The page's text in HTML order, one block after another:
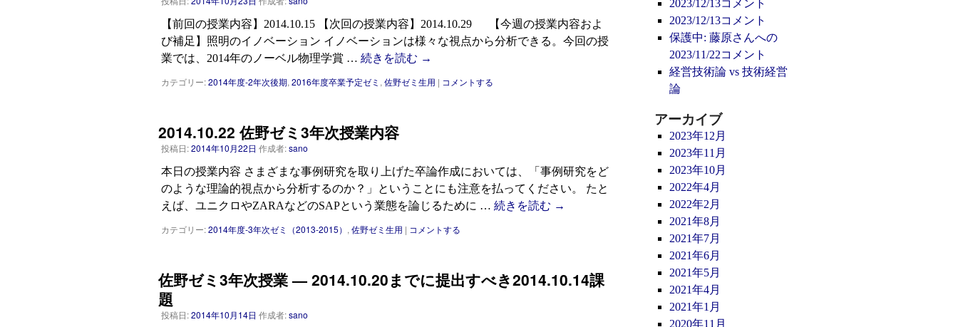
【前回の授業内容】2014.10.15 【次回の授業内容】2014.10.29 【今週の授業内容およ
び補足】照明のイノベーション イノベーションは様々な視点から分析できる。今回の授
業では、2014年のノーベル物理学賞 … 続きを読む →
カテゴリー:2014年度-2年次後期, 2016年度卒業予定ゼミ , 佐野ゼミ生用 | コメントする
2014.10.22 佐野ゼミ3年次授業内容
投稿日:2014年10月22日 作成者:sano
本日の授業内容 さまざまな事例研究を取り上げた卒論作成においては、「事例研究をど
のような理論的視点から分析するのか？」ということにも注意を払ってください。 たと
えば、ユニクロやZARAなどのSAPという業態を論じるために … 続きを読む →
カテゴリー:2014年度-3年次ゼミ（2013-2015） , 佐野ゼミ生用 | コメントする
佐野ゼミ3年次授業 — 2014.10.20までに提出すべき2014.10.14課
題
投稿日:2014年10月14日 作成者:sano
2023/12/13コメント
2023/12/13コメント
保護中: 藤原さんへの
2023/11/22コメント
経営技術論 vs 技術経営
論
アーカイブ
2023年12月
2023年11月
2023年10月
2022年4月
2022年2月
2021年8月
2021年7月
2021年6月
2021年5月
2021年4月
2021年1月
2020年11月